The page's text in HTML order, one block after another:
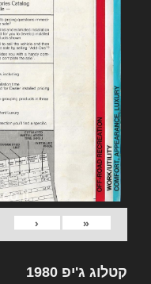
«
‹
קטלוג ג'יפ 1980